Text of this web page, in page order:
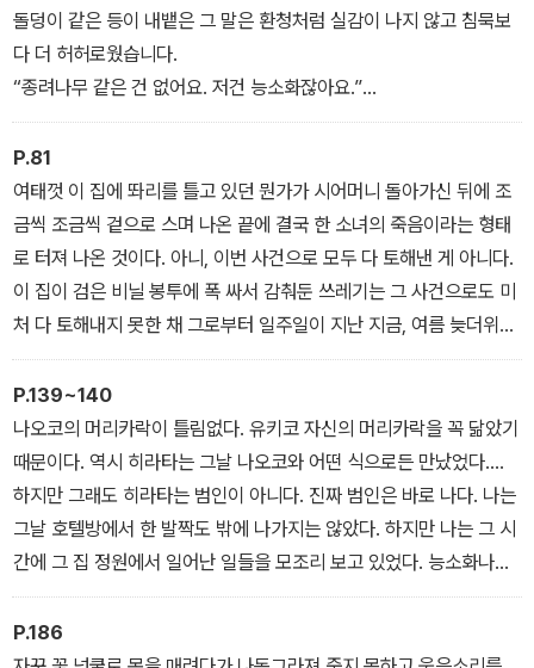
돌덩이 같은 등이 내뱉은 그 말은 환청처럼 실감이 나지 않고 침묵보
다 더 허허로웠습니다.
“종려나무 같은 건 없어요. 저건 능소화잖아요.”
정원 한쪽에 서 있는 나무에 지그시 시선을 던지는 시아버지의 옆얼
굴을 사토코 씨는 섬뜩한 듯이 바라보며 그렇게 말했습니다.
P.81
여태껏 이 집에 똬리를 틀고 있던 뭔가가 시어머니 돌아가신 뒤에 조
금씩 조금씩 겉으로 스며 나온 끝에 결국 한 소녀의 죽음이라는 형태
로 터져 나온 것이다. 아니, 이번 사건으로 모두 다 토해낸 게 아니다.
이 집이 검은 비닐 봉투에 폭 싸서 감춰둔 쓰레기는 그 사건으로도 미
처 다 토해내지 못한 채 그로부터 일주일이 지난 지금, 여름 늦더위에
썩어 문드러져 마침내 불쾌한 냄새를 풍기고 있다….
P.139~140
나오코의 머리카락이 틀림없다. 유키코 자신의 머리카락을 꼭 닮았기
때문이다. 역시 히라타는 그날 나오코와 어떤 식으로든 만났었다….
하지만 그래도 히라타는 범인이 아니다. 진짜 범인은 바로 나다. 나는
그날 호텔방에서 한 발짝도 밖에 나가지는 않았다. 하지만 나는 그 시
간에 그 집 정원에서 일어난 일들을 모조리 보고 있었다. 능소화나무
뒤편에서 이 그림책의 늑대와 똑같은 표정으로.
P.186